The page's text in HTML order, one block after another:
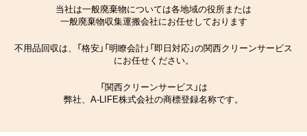
当社は一般廃棄物については各地域の役所または
一般廃棄物収集運搬会社にお任せしております
不用品回収は、「格安」「明瞭会計」「即日対応」の関西クリーンサービス
にお任せください。
「関西クリーンサービス」は
弊社、A-LIFE株式会社の商標登録名称です。